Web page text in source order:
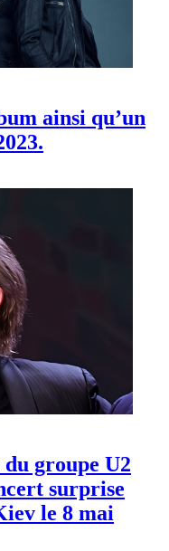
ainsi qu’un
groupe U2
surprise
le 8 mai